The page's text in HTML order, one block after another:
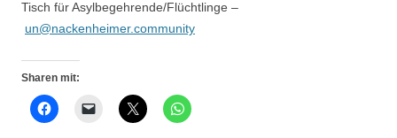
Tisch für Asylbegehrende/Flüchtlinge –
un@nackenheimer.community
Sharen mit: